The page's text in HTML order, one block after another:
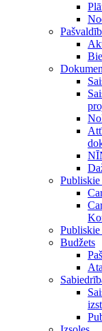
Publiskie
Budžets